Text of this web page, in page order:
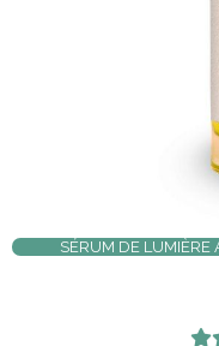
SÉRUM DE LUMIÈRE